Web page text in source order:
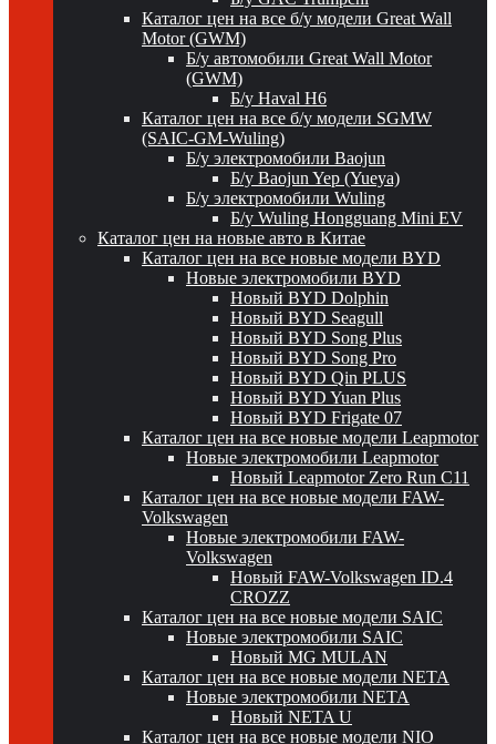
Каталог цен на все б/у модели Great Wall
Motor (GWM)
Б/у автомобили Great Wall Motor
(GWM)
Б/у Haval H6
Каталог цен на все б/у модели SGMW
(SAIC-GM-Wuling)
Б/у электромобили Baojun
Б/у Baojun Yep (Yueya)
Б/у электромобили Wuling
Б/у Wuling Hongguang Mini EV
Каталог цен на новые авто в Китае
Каталог цен на все новые модели BYD
Новые электромобили BYD
Новый BYD Dolphin
Новый BYD Seagull
Новый BYD Song Plus
Новый BYD Song Pro
Новый BYD Qin PLUS
Новый BYD Yuan Plus
Новый BYD Frigate 07
Каталог цен на все новые модели Leapmotor
Новые электромобили Leapmotor
Новый Leapmotor Zero Run C11
Каталог цен на все новые модели FAW-
Volkswagen
Новые электромобили FAW-
Volkswagen
Новый FAW-Volkswagen ID.4
CROZZ
Каталог цен на все новые модели SAIC
Новые электромобили SAIC
Новый MG MULAN
Каталог цен на все новые модели NETA
Новые электромобили NETA
Новый NETA U
Каталог цен на все новые модели NIO